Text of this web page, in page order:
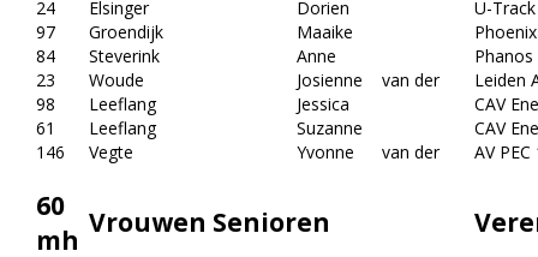
24
Elsinger Dorien
U-Track
97
Groendijk Maaike
Phoenix
84
Steverink Anne
Phanos
23
Woude Josienne van der
Leiden
98
Leeflang Jessica
CAV
61
Leeflang Suzanne
CAV
146
Vegte Yvonne van der AV PEC
60
mh
Vrouwen Senioren